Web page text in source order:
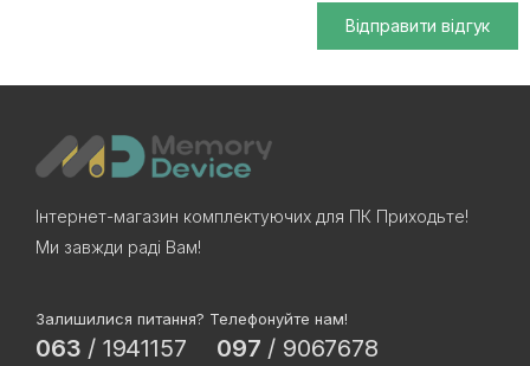
Відправити відгук
Інтернет-магазин комплектуючих для ПК Приходьте!
Ми завжди раді Вам!
Залишилися питання? Телефонуйте нам!
063 / 1941157 097 / 9067678